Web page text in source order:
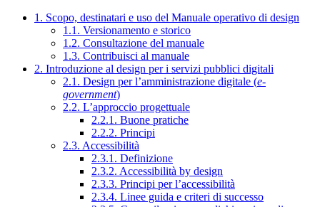
1. Scopo, destinatari e uso del Manuale operativo di design
1.1. Versionamento e storico
1.2. Consultazione del manuale
1.3. Contribuisci al manuale
2. Introduzione al design per i servizi pubblici digitali
2.1. Design per l’amministrazione digitale (e-
government)
2.2. L’approccio progettuale
2.2.1. Buone pratiche
2.2.2. Principi
2.3. Accessibilità
2.3.1. Definizione
2.3.2. Accessibilità by design
2.3.3. Principi per l’accessibilità
2.3.4. Linee guida e criteri di successo